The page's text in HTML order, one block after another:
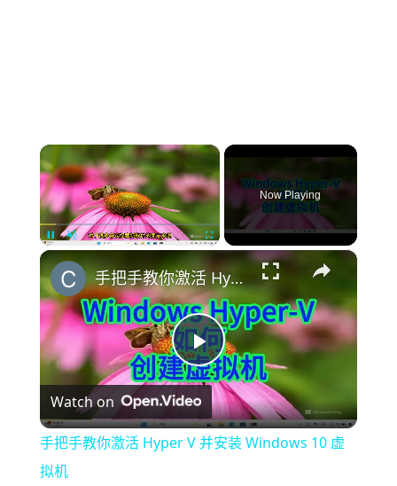
×
Now Playing
×
Play
Video
手把手教你激活 Hyper V 并安装 Windows 10 虚拟机
Watch on
手把手教你激活 Hyper V 并安装 Windows 10 虚
拟机